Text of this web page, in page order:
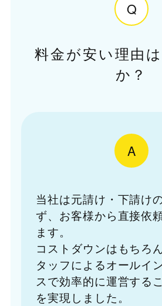
Q
料金が安い理由
か？
A
当社は元請け・下請け
ず、お客様から直接依
ます。
コストダウンはもちろん
タッフによるオールイ
スで効率的に運営する
を実現しました。